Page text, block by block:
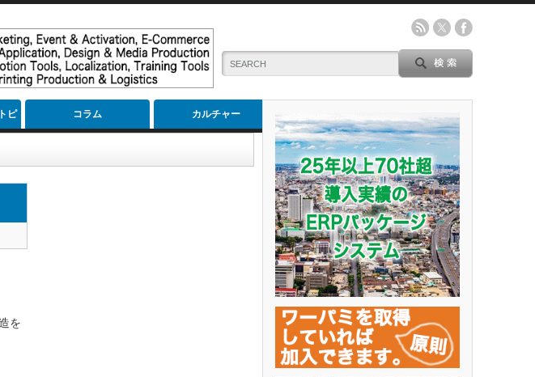
ピ コラム カルチャー
を